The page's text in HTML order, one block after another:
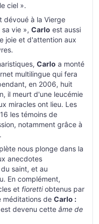
ciel ».
à la Vierge
vie », Carlo est aussi
joie et d'attention aux
Carlo a monté
multilingue qui fera
en 2006, huit
il meurt d'une leucémie
miracles ont lieu. Les
les témoins de
notamment grâce à
nous plonge dans la
anecdotes
saint, et au
En complément,
et fiorettiobtenus par
méditations de Carlo :
devenu cette âme de